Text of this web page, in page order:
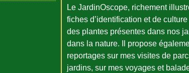
Le JardinOscope, richement
fiches d’identification et de
des plantes présentes dans nos
dans la nature. Il propose
reportages sur mes visites de
jardins, sur mes voyages et